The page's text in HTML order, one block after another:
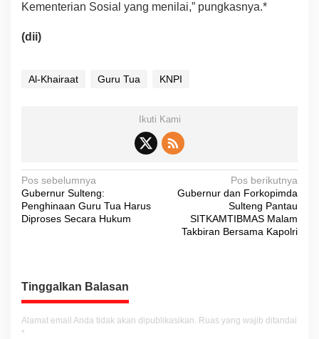
Kementerian Sosial yang menilai,” pungkasnya.*
(dii)
Al-Khairaat Guru Tua KNPI
Ikuti Kami
N
a
v
a
s
i
Pos sebelumnya
Gubernur Sulteng:
Penghinaan Guru Tua Harus
Diproses Secara Hukum
Pos berikutnya
Gubernur dan Forkopimda
Sulteng Pantau
SITKAMTIBMAS Malam
Takbiran Bersama Kapolri
Tinggalkan Balasan
Alamat email Anda tidak akan dipublikasikan. Ruas yang wajib ditandai
*